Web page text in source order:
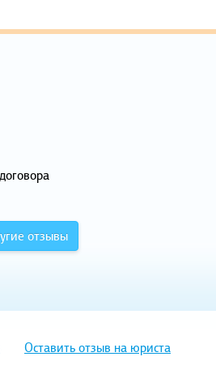
отзывы
Оставить отзыв на юриста